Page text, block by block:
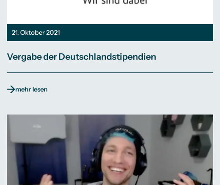
21. Oktober 2021
Vergabe der Deutschlandstipendien
mehr lesen